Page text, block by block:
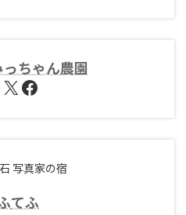
ちゃん農園
X Facebook
写真家の宿
てふ